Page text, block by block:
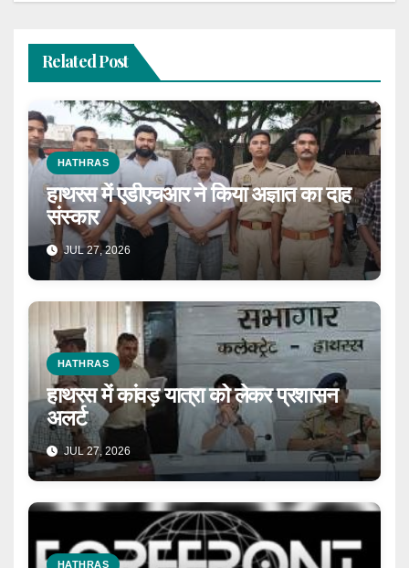
Related Post
HATHRAS
हाथरस में एडीएचआर ने किया अज्ञात का दाह
संस्कार
JUL 27, 2026
HATHRAS
हाथरस में कांवड़ यात्रा को लेकर प्रशासन
अलर्ट
JUL 27, 2026
HATHRAS